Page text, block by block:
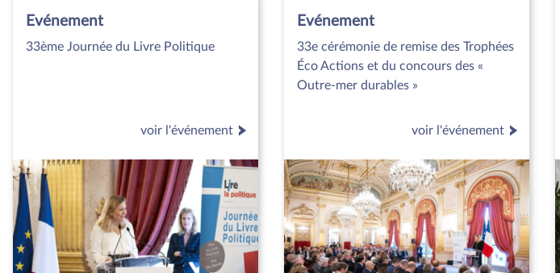
Evénement
33ème Journée du Livre Politique
voir l'événement
Evénement
33e cérémonie de remise des Trophées
Éco Actions et du concours des «
Outre-mer durables »
voir l'événement